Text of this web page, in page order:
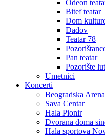
Odeon
Bitef teatar
Dom
Dadov
Teatar 78
Pan teatar
Pozorište
Umetnici
Koncerti
Beogradska
Sava Centar
Hala Pionir
Dvorana doma
Hala sportova